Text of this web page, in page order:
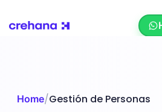
Home/Gestión de Personas